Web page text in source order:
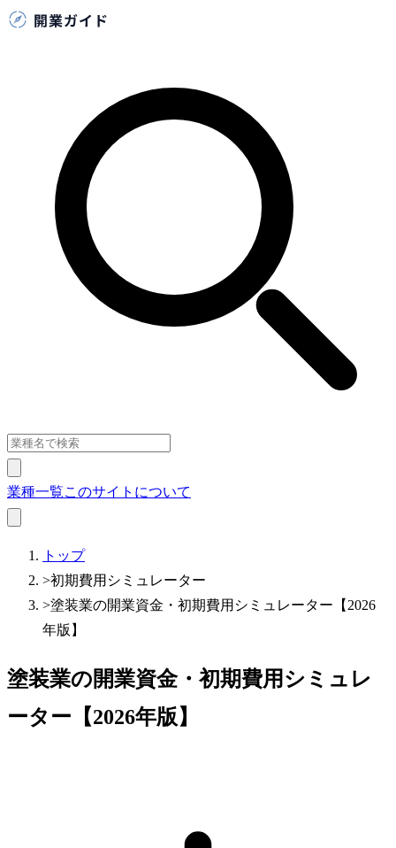
業種一覧このサイトについて
トップ
>初期費用シミュレーター
>塗装業の開業資金・初期費用シミュレーター【2026
年版】
塗装業の開業資金・初期費用シミュレ
ーター【2026年版】